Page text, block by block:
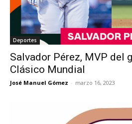
Deportes
Salvador Pérez, MVP del
Clásico Mundial
José Manuel Gómez - marzo 16, 2023